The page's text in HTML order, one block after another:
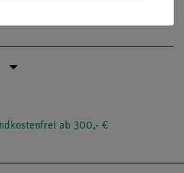
ab 300,- €